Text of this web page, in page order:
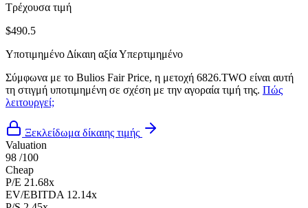
Τρέχουσα τιμή
$490.5
Υποτιμημένο Δίκαιη αξίαΥπερτιμημένο
Σύμφωνα με το Bulios Fair Price, η μετοχή 6826.TWO είναι αυτή
τη στιγμή υποτιμημένη σε σχέση με την αγοραία τιμή της. Πώς
λειτουργεί;
Ξεκλείδωμα δίκαιης τιμής
Valuation
98 /100
Cheap
P/E 21.68x
EV/EBITDA 12.14x